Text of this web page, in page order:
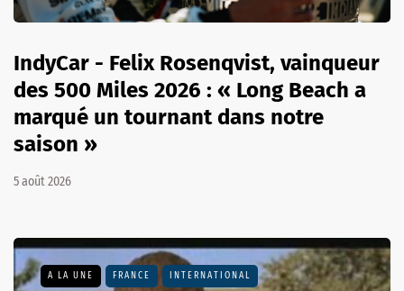
IndyCar - Felix Rosenqvist, vainqueur
des 500 Miles 2026 : « Long Beach a
marqué un tournant dans notre
saison »
5 août 2026
A LA UNE FRANCE INTERNATIONAL